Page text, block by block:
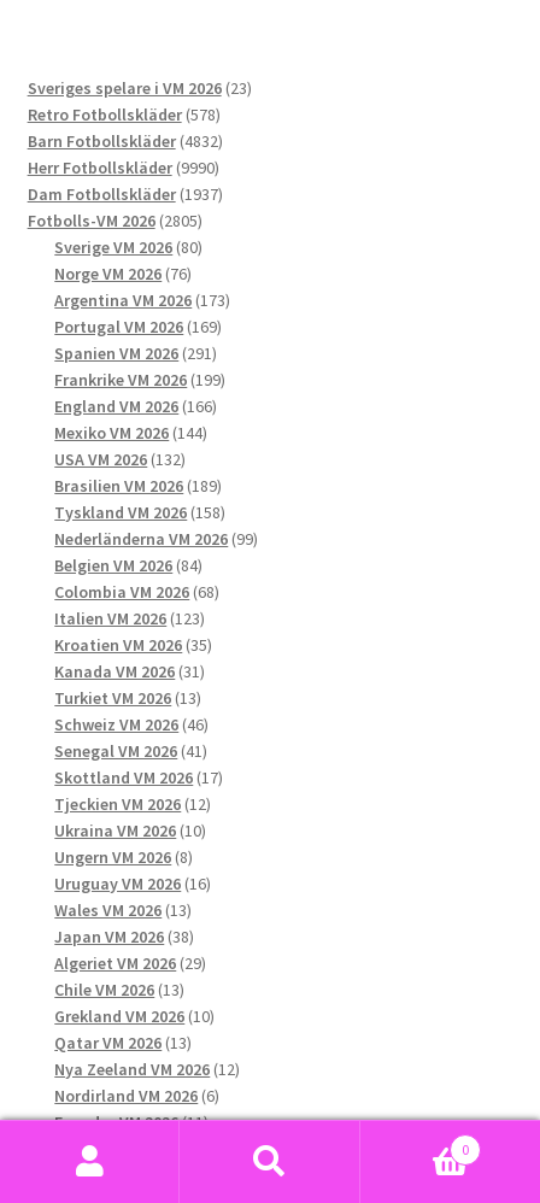
Sveriges spelare i VM 2026 2323
Retro Fotbollskläder 578578
produkter
Barn Fotbollskläder 48324832
produkter
Herr Fotbollskläder 99909990
produkter
Dam Fotbollskläder 19371937
Fotbolls-VM 2026 28052805
produkter
Sverige VM 2026 8080
Norge VM 2026 7676
produkter
Argentina VM 2026 173173
Portugal VM 2026 169169
Spanien VM 2026 291291
produkter
Frankrike VM 2026 199199
England VM 2026 166166
Mexiko VM 2026 144144
USA VM 2026 132132
produkter
Brasilien VM 2026 189189
produkter
Tyskland VM 2026 158158
produkter
Nederländerna VM 2026 9999
Belgien VM 2026 8484
produkter
Colombia VM 2026 6868
Italien VM 2026 123123
produkter
Kroatien VM 2026 3535
Kanada VM 2026 3131
produkter
Turkiet VM 2026 1313
produkter
Schweiz VM 2026 4646
produkter
Senegal VM 2026 4141
produkter
Skottland VM 2026 1717
Tjeckien VM 2026 1212
Ukraina VM 2026 1010
Ungern VM 2026 88
produkter
Uruguay VM 2026 1616
Wales VM 2026 1313
produkter
Japan VM 2026 3838
produkter
Algeriet VM 2026 2929
Chile VM 2026 1313
produkter
Grekland VM 2026 1010
Qatar VM 2026 1313
produkter
Nya Zeeland VM 2026 1212
Nordirland VM 2026 66
produkter
Ecuador VM 2026 1111
produkter
Paraguay VM 2026
produkter
Marocko VM 2026
0